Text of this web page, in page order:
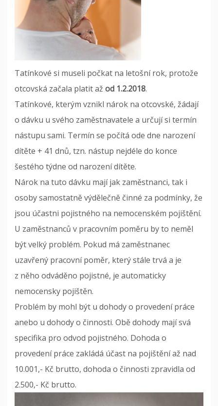
Tatínkové si museli počkat na letošní rok, protože
otcovská začala platit až od 1.2.2018.
Tatínkové, kterým vznikl nárok na otcovské, žádají
o dávku u svého zaměstnavatele a určují si termín
nástupu sami. Termín se počítá ode dne narození
dítěte + 41 dnů, tzn. nástup nejdéle do konce
šestého týdne od narození dítěte.
Nárok na tuto dávku mají jak zaměstnanci, tak i
osoby samostatně výdělečně činné za podmínky, že
jsou účastni pojistného na nemocenském pojištění.
U zaměstnanců v pracovním poměru by to neměl
být velký problém. Pokud má zaměstnanec
uzavřený pracovní poměr, který stále trvá a je
z něho odváděno pojistné, je automaticky
nemocensky pojištěn.
Problém by mohl být u dohody o provedení práce
anebo u dohody o činnosti. Obě dohody mají svá
specifika pro odvod pojistného. Dohoda o
provedení práce zakládá účast na pojištění až nad
10.001,- Kč brutto, dohoda o činnosti zpravidla od
2.500,- Kč brutto.